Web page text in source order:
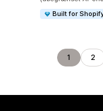
Built for
1 2